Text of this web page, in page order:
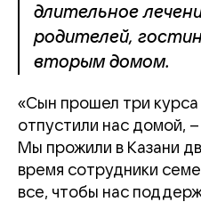
длительное
родителей,
вторым домом.
«Сын прошел три курса
отпустили нас домой,
Мы прожили в Казани
время сотрудники
все, чтобы нас